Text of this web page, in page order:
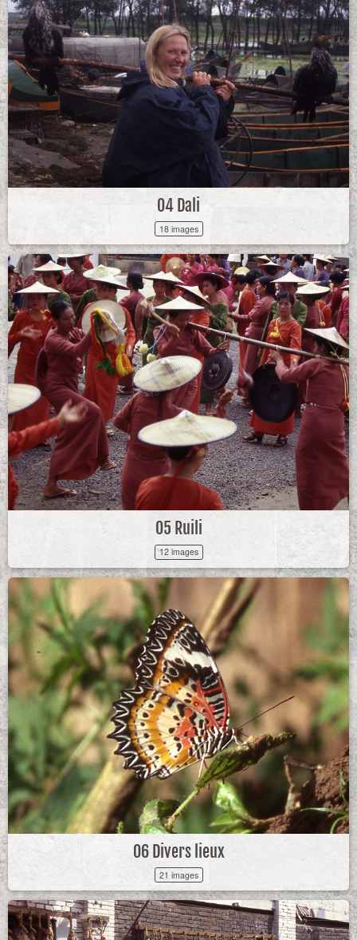
04 Dali
18 images
05 Ruili
12 images
06 Divers lieux
21 images